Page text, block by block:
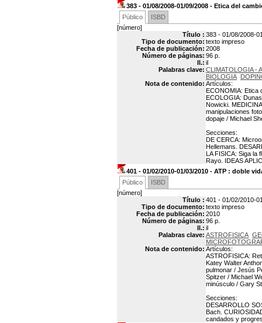
383 - 01/08/2008-01/09/2008 - Etica del
Público
ISBD
[número]
Título : 383 - 01/08/2008-
Tipo de documento: texto impreso
Fecha de publicación: 2008
Número de páginas: 96 p.
Il.: il
Palabras clave: CLIMATOLOGIA -
BIOLOGIA
Nota de contenido: Artículos:
ECONOMIA: Etica
ECOLOGIA:
Nowicki.
manipulaciones
dopaje / Michael
Secciones:
DE CERCA:
Hellemans.
LA FISICA: Siga la
Rayo. IDEAS
401 - 01/02/2010-01/03/2010 - ATP : doble
Público
ISBD
[número]
Título : 401 - 01/02/2010-
Tipo de documento: texto impreso
Fecha de publicación: 2010
Número de páginas: 96 p.
Il.: il
Palabras clave: ASTROFISICA
Nota de contenido: Artículos:
ASTROFISICA:
Katey Walter
pulmonar / Jesús
Spitzer / Michael
minúsculo / Gary
Secciones:
DESARROLLO
Bach.
candados y